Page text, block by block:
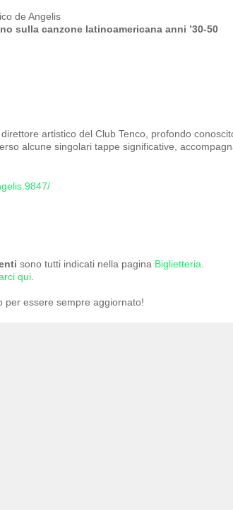
de Angelis
sulla canzone latinoamericana anni ’30-50
artistico del Club Tenco, profondo
alcune singolari tappe significative,
sono tutti indicati nella pagina Biglietteria
qui.
per essere sempre aggiornato!